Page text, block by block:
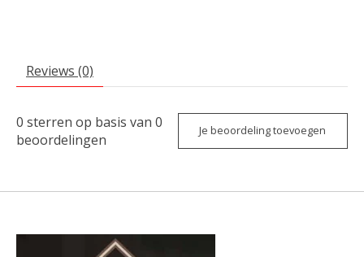
Reviews (0)
0 sterren op basis van 0
beoordelingen
Je beoordeling toevoegen